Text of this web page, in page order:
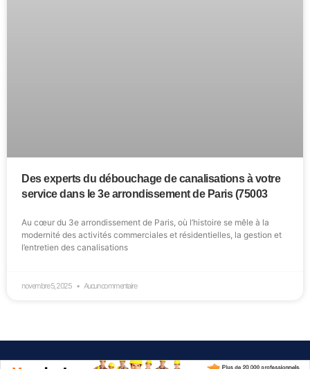
Des experts du débouchage de canalisations à votre
service dans le 3e arrondissement de Paris (75003
Au cœur du 3e arrondissement de Paris, où l’histoire se mêle à la
modernité des activités commerciales et résidentielles, la gestion et
l’entretien des canalisations
novembre 5, 2025 Aucun commentaire